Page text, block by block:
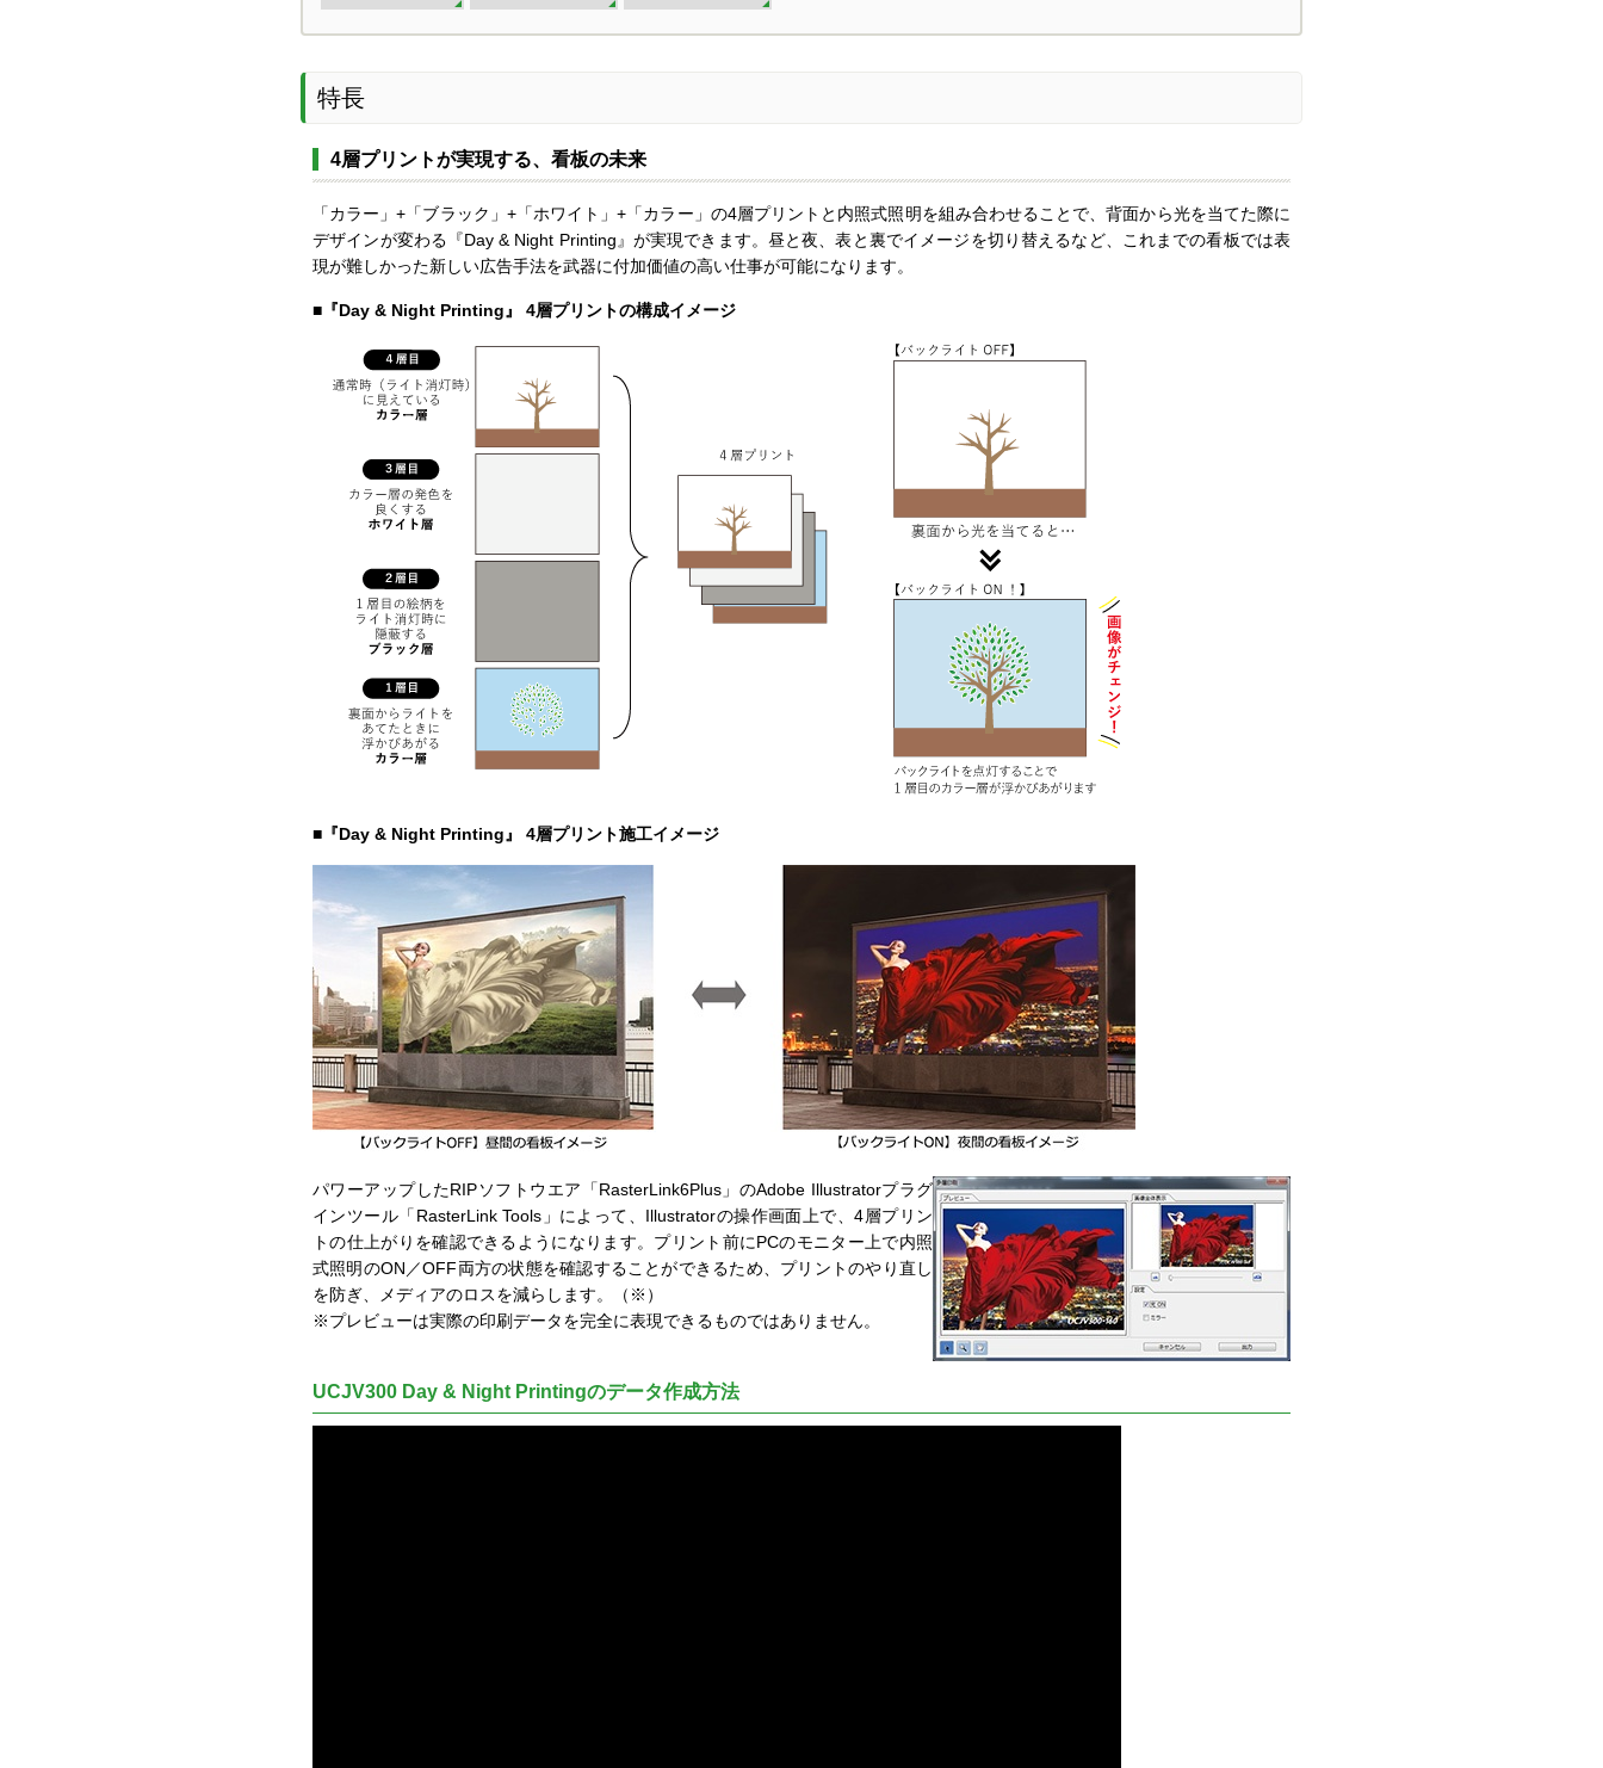
特長
4層プリントが実現する、看板の未来
「カラー」+「ブラック」+「ホワイト」+「カラー」の4層プリントと内照式照明を組み合わせることで、背面から光を当てた際に
デザインが変わる『Day & Night Printing』が実現できます。昼と夜、表と裏でイメージを切り替えるなど、これまでの看板では表
現が難しかった新しい広告手法を武器に付加価値の高い仕事が可能になります。
■『Day & Night Printing』 4層プリントの構成イメージ
■『Day & Night Printing』 4層プリント施工イメージ
パワーアップしたRIPソフトウエア「RasterLink6Plus」のAdobe Illustratorプラグ
インツール「RasterLink Tools」によって、Illustratorの操作画面上で、4層プリン
トの仕上がりを確認できるようになります。プリント前にPCのモニター上で内照
式照明のON／OFF両方の状態を確認することができるため、プリントのやり直し
を防ぎ、メディアのロスを減らします。（※）
※プレビューは実際の印刷データを完全に表現できるものではありません。
UCJV300 Day & Night Printingのデータ作成方法